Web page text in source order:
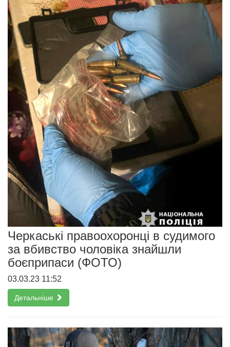
Черкаські правоохоронці в судимого
за вбивство чоловіка знайшли
боєприпаси (ФОТО)
03.03.23 11:52
Детальніше